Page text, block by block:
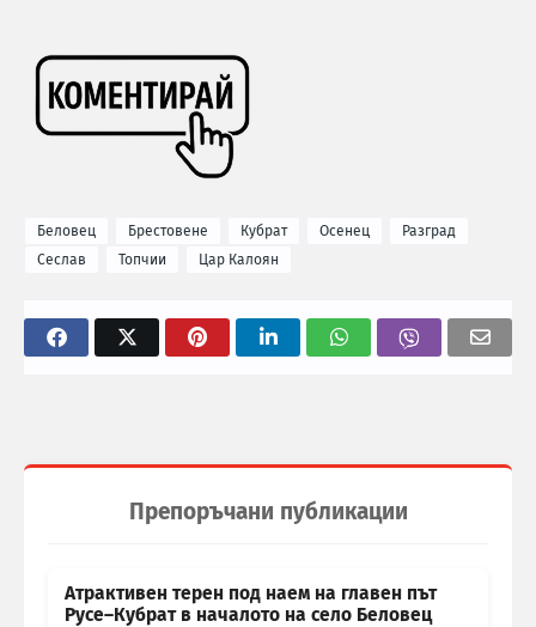
Беловец Брестовене Кубрат Осенец
Разград
Сеслав
Топчии Цар Калоян
Препоръчани публикации
Атрактивен терен под наем на главен път
Русе–Кубрат в началото на село Беловец